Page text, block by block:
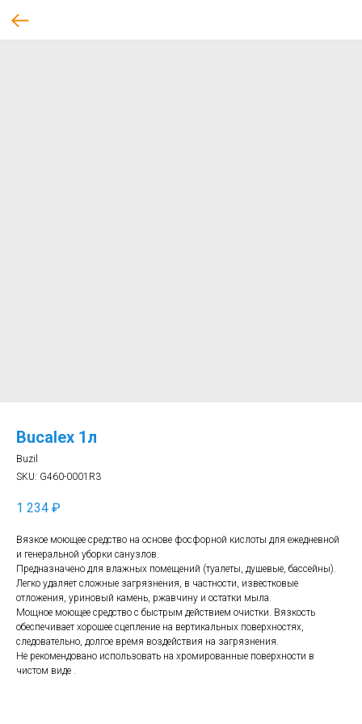
Bucalex 1л
Buzil
SKU: G460-0001R3
1 234 ₽
Вязкое моющее средство на основе фосфорной кислоты для ежедневной
и генеральной уборки санузлов.
Предназначено для влажных помещений (туалеты, душевые, бассейны).
Легко удаляет сложные загрязнения, в частности, известковые
отложения, уриновый камень, ржавчину и остатки мыла.
Мощное моющее средство с быстрым действием очистки. Вязкость
обеспечивает хорошее сцепление на вертикальных поверхностях,
следовательно, долгое время воздействия на загрязнения.
Не рекомендовано использовать на хромированные поверхности в
чистом виде .